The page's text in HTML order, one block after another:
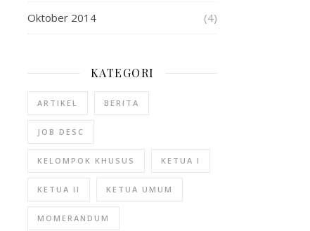
Oktober 2014 (4)
KATEGORI
ARTIKEL BERITA
JOB DESC
KELOMPOK KHUSUS KETUA I
KETUA II KETUA UMUM
MOMERANDUM